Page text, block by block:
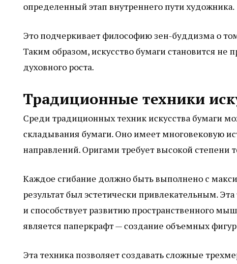
определенный этап внутреннего пути художника.
Это подчеркивает философию зен-буддизма о
Таким образом, искусство бумаги становится
духовного роста.
Традиционные техники
Среди традиционных техник искусства бумаги
складывания бумаги. Оно имеет многовековую
направлений. Оригами требует высокой степени
Каждое сгибание должно быть выполнено с
результат был эстетически привлекательным.
и способствует развитию пространственного
является паперкрафт — создание объемных
Эта техника позволяет создавать сложные